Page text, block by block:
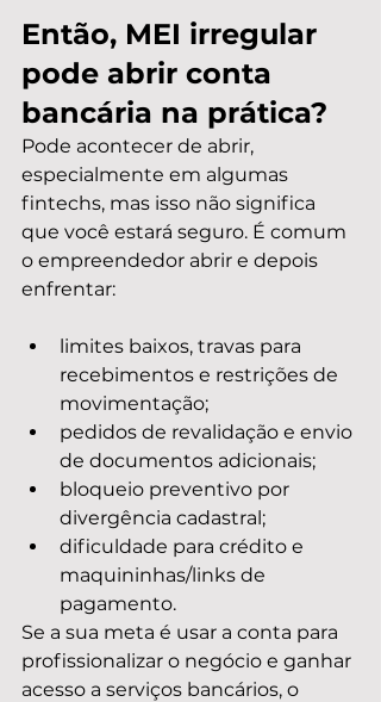
Então, MEI irregular
pode abrir conta
bancária na prática?
Pode acontecer de abrir,
especialmente em algumas
fintechs, mas isso não significa
que você estará seguro. É comum
o empreendedor abrir e depois
enfrentar:
limites baixos, travas para
recebimentos e restrições de
movimentação;
pedidos de revalidação e envio
de documentos adicionais;
bloqueio preventivo por
divergência cadastral;
dificuldade para crédito e
maquininhas/links de
pagamento.
Se a sua meta é usar a conta para
profissionalizar o negócio e ganhar
acesso a serviços bancários, o